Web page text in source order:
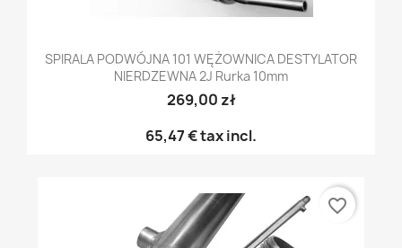
SPIRALA PODWÓJNA 101 WĘŻOWNICA DESTYLATOR
NIERDZEWNA 2J Rurka 10mm
269,00 zł
65,47 €tax incl.
favorite_border